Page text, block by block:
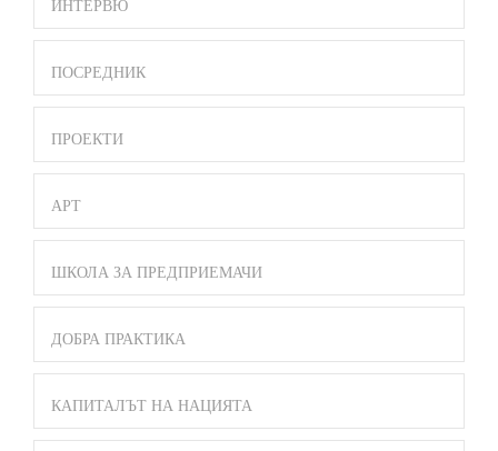
ИНТЕРВЮ
ПОСРЕДНИК
ПРОЕКТИ
АРТ
ШКОЛА ЗА ПРЕДПРИЕМАЧИ
ДОБРА ПРАКТИКА
КАПИТАЛЪТ НА НАЦИЯТА